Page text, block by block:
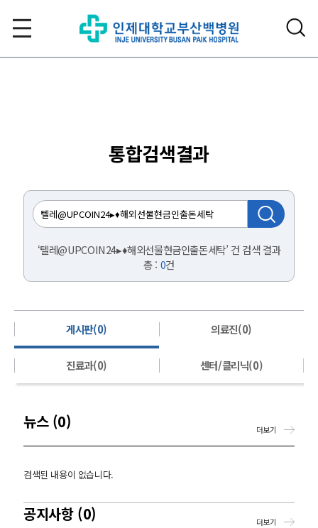
통합검색결과
‘텔레@UPCOIN24▸♦해외선물현금인출돈세탁’ 건 검색 결과
총 : 0건
게시판(0) 의료진(0)
진료과(0) 센터/클리닉(0)
뉴스 (0)
검색된 내용이 없습니다.
더보기
공지사항 (0) 더보기